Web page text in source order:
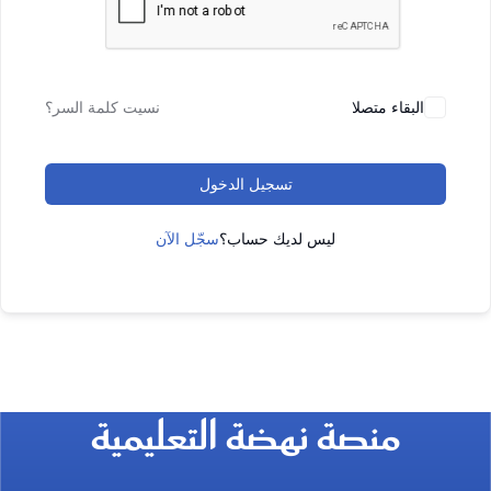
البقاء متصلا نسيت كلمة السر؟
تسجيل الدخول
ليس لديك حساب؟سجّل الآن
منصة نهضة التعليمية